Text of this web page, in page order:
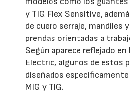
y TIG Flex Sensitive,
de cuero serraje, mandiles
prendas orientadas a
Según aparece reflejado en
Electric, algunos de estos
diseñados
MIG y TIG.